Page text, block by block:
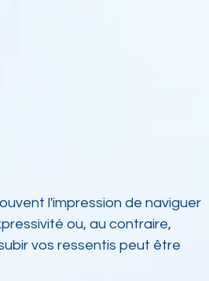
l'impression de naviguer
ou, au contraire,
vos ressentis peut être